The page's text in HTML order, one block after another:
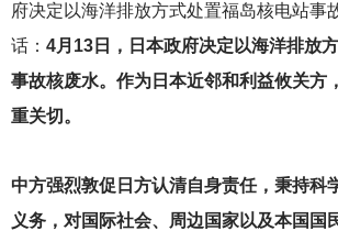
府决定以海洋排放方式处置福岛核电站事
话： 4月13日，日本政府决定以海洋排放
事故核废水。作为日本近邻和利益攸关方
重关切。
中方强烈敦促日方认清自身责任，秉持科
义务，对国际社会、周边国家以及本国国